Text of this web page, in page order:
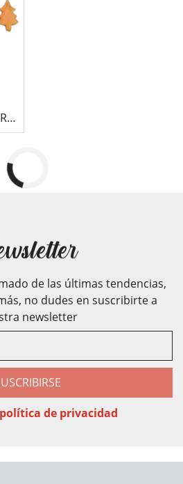
de las últimas tendencias,
no dudes en suscribirte a
newsletter
política de privacidad